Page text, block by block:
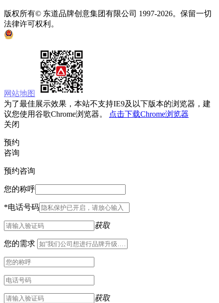
版权所有© 东道品牌创意集团有限公司 1997-2026。保留一切
法律许可权利。
网站地图
为了最佳展示效果，本站不支持IE9及以下版本的浏览器，建
议您使用谷歌Chrome浏览器。
点击下载Chrome浏览器
关闭
预约
咨询
预约咨询
您的称呼
*电话号码
获取
您的需求
获取